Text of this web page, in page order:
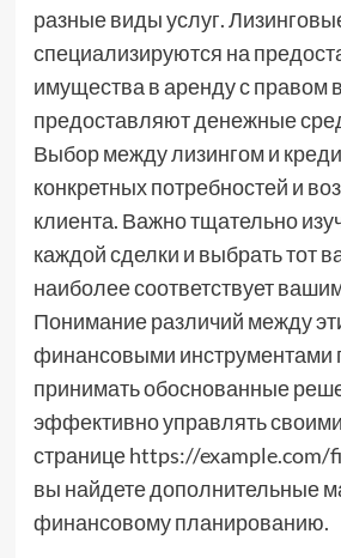
разные виды услуг.
специализируются на
имущества в аренду с правом
предоставляют денежные
Выбор между лизингом и
конкретных потребностей и
клиента. Важно тщательно
каждой сделки и выбрать тот
наиболее соответствует
Понимание различий между
финансовыми инструментами
принимать обоснованные
эффективно управлять
странице https://example.com/
вы найдете дополнительные
финансовому планированию.